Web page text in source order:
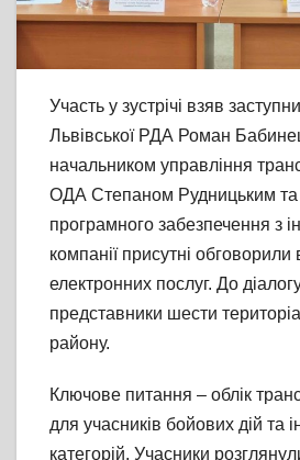
Участь у зустрічі взяв
Львівської РДА Роман
начальником управління
ОДА Степаном Рудницьким та
програмного забезпечення з
компанії присутні
електронних послуг. До
представники шести
району.
Ключове питання – облік
для учасників бойових дій та
категорій. Учасники